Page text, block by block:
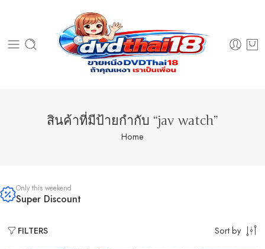
สินค้าที่มีป้ายกำกับ “jav watch”
Home
Only this weekend
Super Discount
FILTERS Sort by